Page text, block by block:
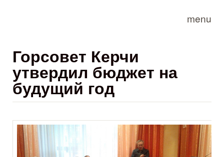
menu
Горсовет Керчи
утвердил бюджет на
будущий год